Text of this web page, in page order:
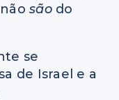
são do
se
de Israel e a